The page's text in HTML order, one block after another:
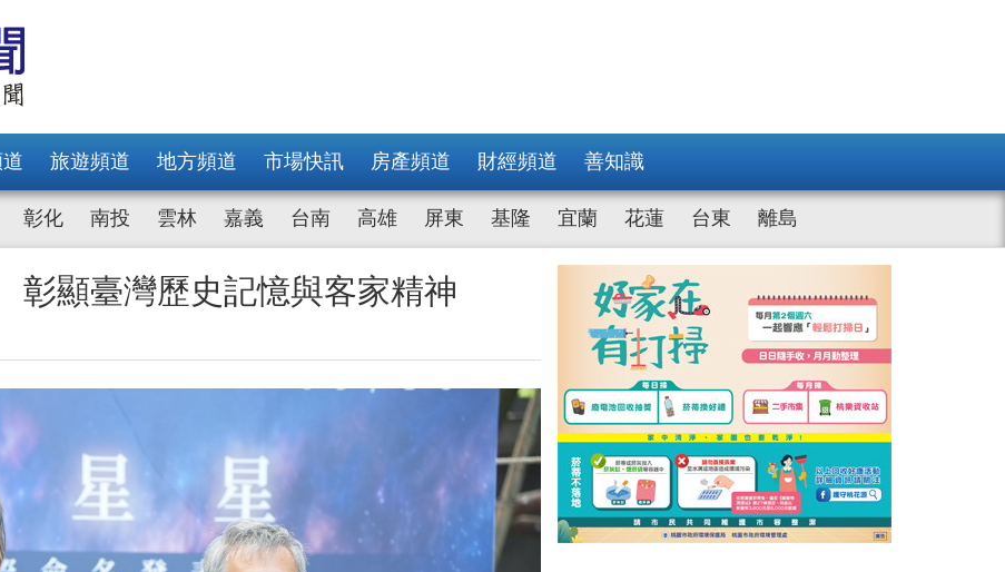
旅遊頻道 地方頻道 市場快訊 房產頻道 財經頻道 善知識
彰化 南投 雲林 嘉義 台南 高雄 屏東 基隆 宜蘭 花蓮 台東 離島
顯臺灣歷史記憶與客家精神